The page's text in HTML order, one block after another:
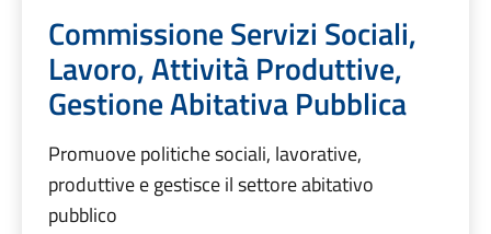
Commissione Servizi Sociali,
Lavoro, Attività Produttive,
Gestione Abitativa Pubblica
Promuove politiche sociali, lavorative,
produttive e gestisce il settore abitativo
pubblico